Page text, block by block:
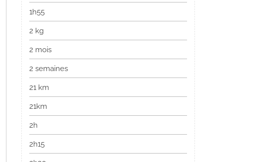
1h55
2 kg
2 mois
2 semaines
21 km
21km
2h
2h15